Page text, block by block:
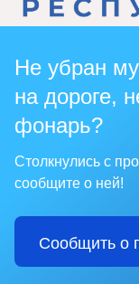
Не убран
на дороге,
фонарь?
Столкнулись с
сообщите о ней!
Сообщить о